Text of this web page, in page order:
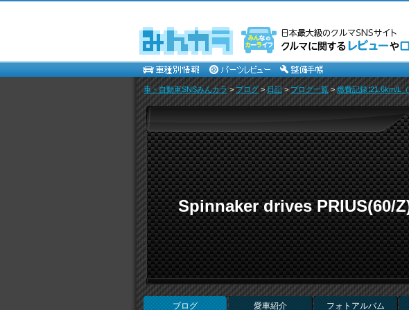
車・自動車SNSみんカラ> ブログ >日記> ブログ一覧>燃費記録∶21.6km/L
Spinnaker drives PRIUS(60/
ブログ 愛車紹介 フォトアルバム